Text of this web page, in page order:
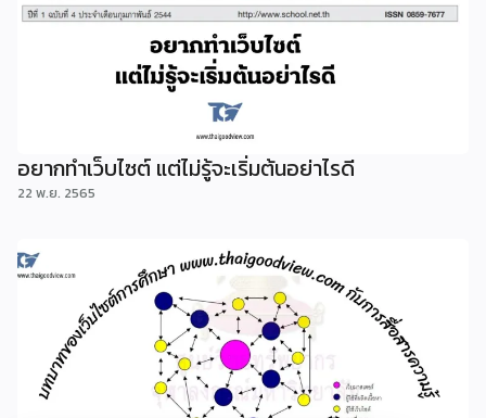
อยากทำเว็บไซต์ แต่ไม่รู้จะเริ่มต้นอย่าไรดี
22 พ.ย. 2565